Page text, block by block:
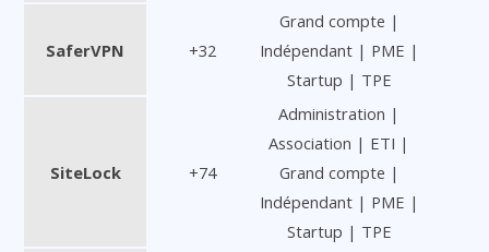
SaferVPN +32
Grand compte |
Indépendant | PME |
Startup | TPE
SiteLock +74
Administration |
Association | ETI |
Grand compte |
Indépendant | PME |
Startup | TPE